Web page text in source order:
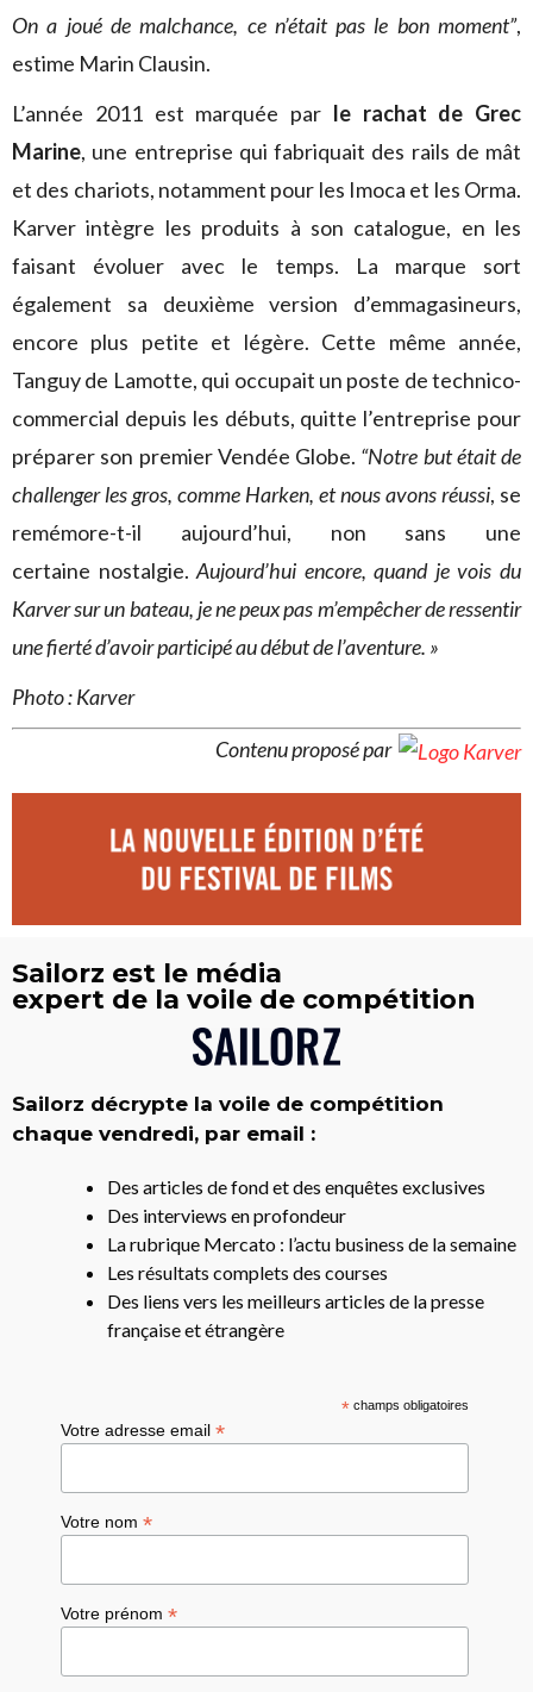
On a joué de malchance, ce n’était pas le bon moment”,
estime Marin Clausin.
L’année 2011 est marquée par le rachat de Grec
Marine, une entreprise qui fabriquait des rails de mât
et des chariots, notamment pour les Imoca et les Orma.
Karver intègre les produits à son catalogue, en les
faisant évoluer avec le temps. La marque sort
également sa deuxième version d’emmagasineurs,
encore plus petite et légère. Cette même année,
Tanguy de Lamotte, qui occupait un poste de technico-
commercial depuis les débuts, quitte l’entreprise pour
préparer son premier Vendée Globe. “Notre but était de
challenger les gros, comme Harken, et nous avons réussi, se
remémore-t-il aujourd’hui, non sans une
certaine nostalgie.Aujourd’hui encore, quand je vois du
Karver sur un bateau, je ne peux pas m’empêcher de ressentir
une fierté d’avoir participé au début de l’aventure. »
Photo : Karver
Contenu proposé par
Sailorz est le média
expert de la voile de compétition
Sailorz décrypte la voile de compétition
chaque vendredi, par email :
Des articles de fond et des enquêtes exclusives
Des interviews en profondeur
La rubrique Mercato : l’actu business de la semaine
Les résultats complets des courses
Des liens vers les meilleurs articles de la presse
française et étrangère
*champs obligatoires
Votre adresse email*
Votre nom*
Votre prénom*